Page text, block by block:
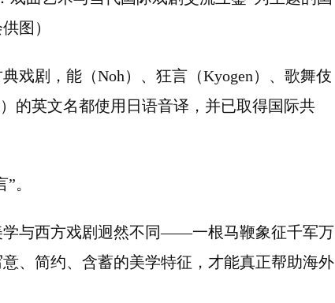
图）
戏剧，能（Noh）、狂言（Kyogen）、歌舞伎
的英文名都使用日语音译，并已取得国际共
。
学与西方戏剧迥然不同——一根马鞭象征千军万
、简约、含蓄的美学特征，才能真正帮助海外